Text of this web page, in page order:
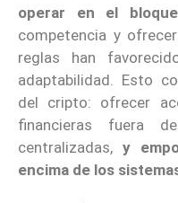
operar en el
competencia y
reglas han
adaptabilidad. Esto
del cripto: ofrecer
financieras fuera
centralizadas,y
encima de los